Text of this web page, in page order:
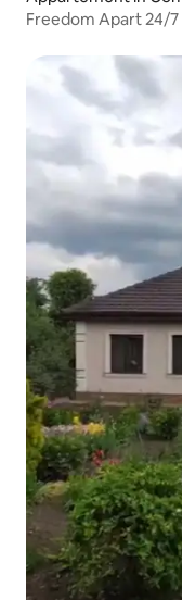
Freedom Apart 24/7